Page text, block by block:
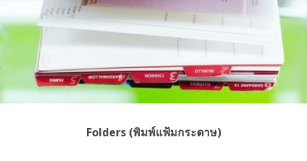
Folders (พิมพ์แฟ้มกระดาษ)